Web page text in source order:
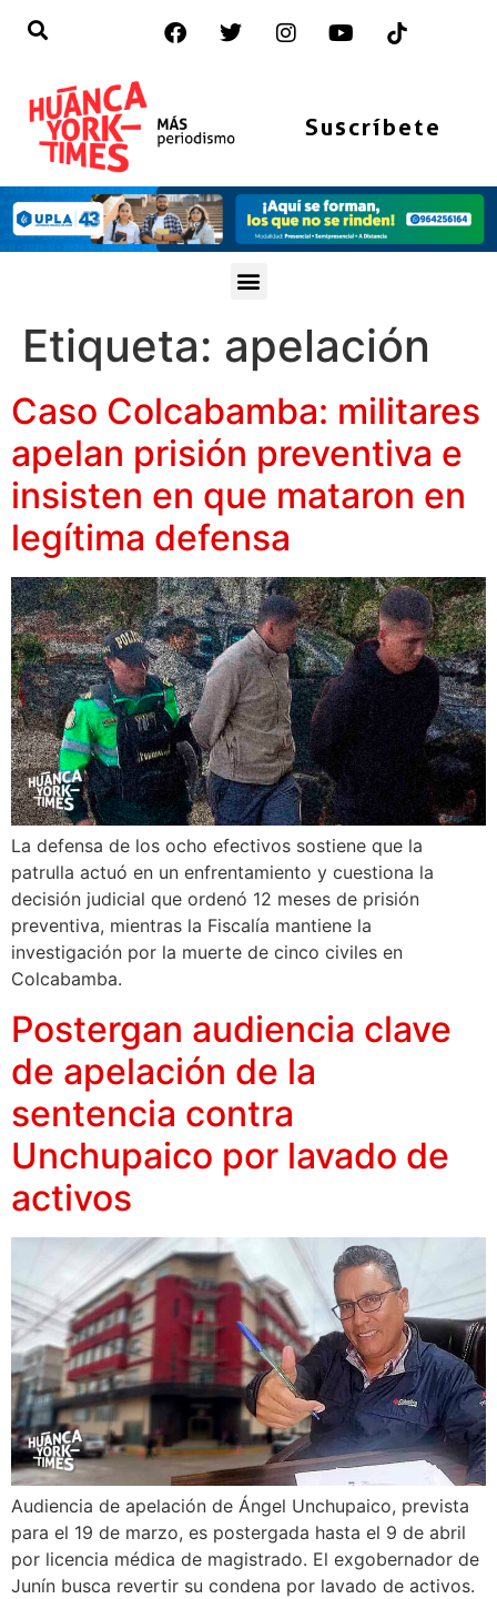
Suscríbete
Etiqueta: apelación
Caso Colcabamba: militares
apelan prisión preventiva e
insisten en que mataron en
legítima defensa
La defensa de los ocho efectivos sostiene que la
patrulla actuó en un enfrentamiento y cuestiona la
decisión judicial que ordenó 12 meses de prisión
preventiva, mientras la Fiscalía mantiene la
investigación por la muerte de cinco civiles en
Colcabamba.
Postergan audiencia clave
de apelación de la
sentencia contra
Unchupaico por lavado de
activos
Audiencia de apelación de Ángel Unchupaico, prevista
para el 19 de marzo, es postergada hasta el 9 de abril
por licencia médica de magistrado. El exgobernador de
Junín busca revertir su condena por lavado de activos.